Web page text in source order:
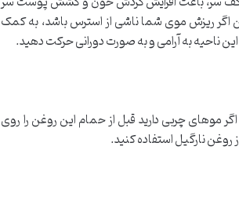
اگر ریزش موی شما ناشی از استرس باشد، به کمک
ناحیه به آرامی و به صورت دورانی حرکت دهید.
موهای چربی دارید قبل از حمام این روغن را روی
نارگیل استفاده کنید.